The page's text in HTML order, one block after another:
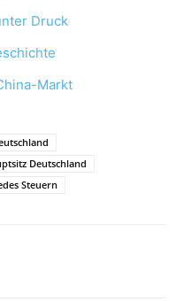
Druck
Markt
Deutschland
Steuern